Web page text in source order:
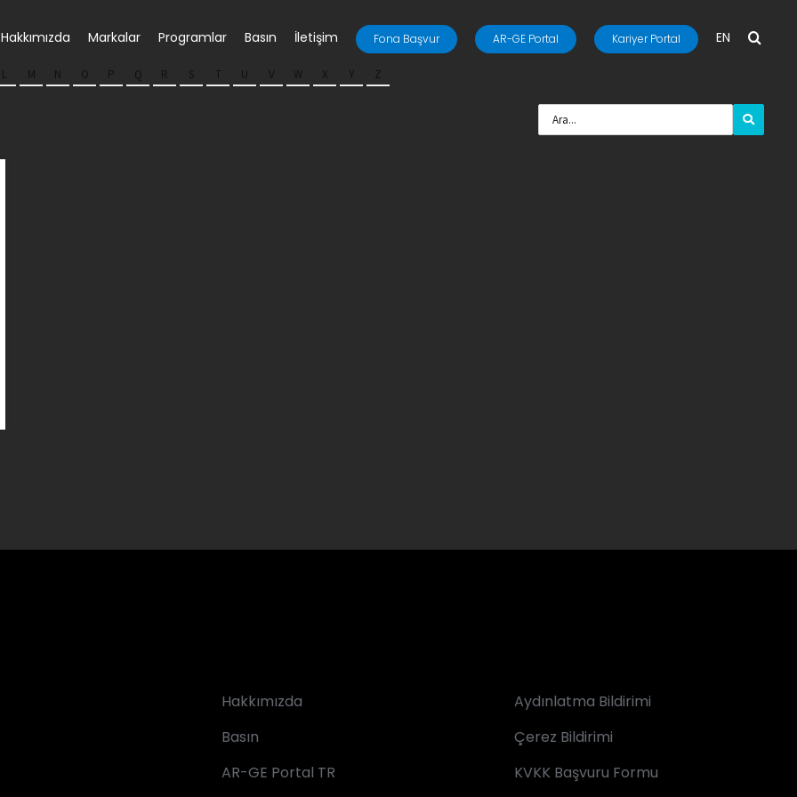
Hakkımızda Markalar Programlar Basın İletişim Fona Başvur AR-GE Portal Kariyer Portal EN
L M N O P Q R S T U V W X Y Z
Hakkımızda
Basın
AR-GE Portal TR
Aydınlatma Bildirimi
Çerez Bildirimi
KVKK Başvuru Formu